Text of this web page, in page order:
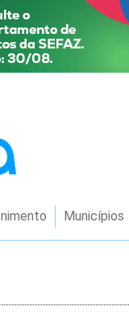
Municípios